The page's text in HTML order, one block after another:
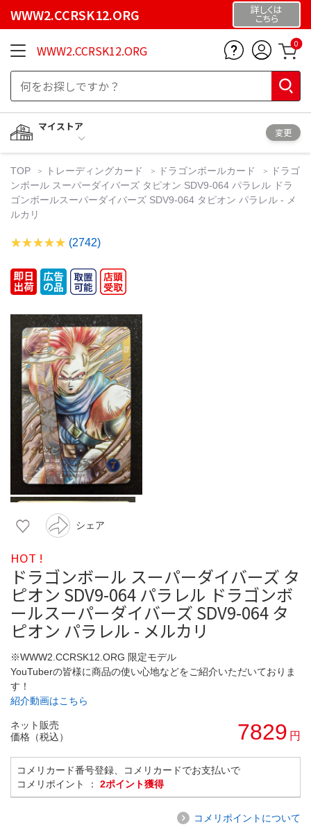
WWW2.CCRSK12.ORG 詳しくは
こちら
WWW2.CCRSK12.ORG 0
マイストア
変更
TOP トレーディングカード ドラゴンボールカード
ドラゴ
ンボール スーパーダイバーズ タピオン SDV9-064 パラレル ドラ
ゴンボールスーパーダイバーズ SDV9-064 タピオン パラレル - メ
ルカリ
(2742)
シェア
HOT !
ドラゴンボール スーパーダイバーズ タ
ピオン SDV9-064 パラレル ドラゴンボ
ールスーパーダイバーズ SDV9-064 タ
ピオン パラレル - メルカリ
※WWW2.CCRSK12.ORG 限定モデル
YouTuberの皆様に商品の使い心地などをご紹介いただいておりま
す！
紹介動画はこちら
ネット販売
価格（税込）
7829 円
コメリカード番号登録、コメリカードでお支払いで
コメリポイント ： 2ポイント獲得
コメリポイントについて